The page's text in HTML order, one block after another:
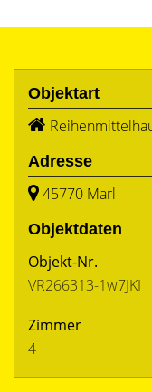
Objektart
Adresse
45770 Marl
Objektdaten
Objekt-Nr.
VR266313-1w7JKI
Zimmer
4